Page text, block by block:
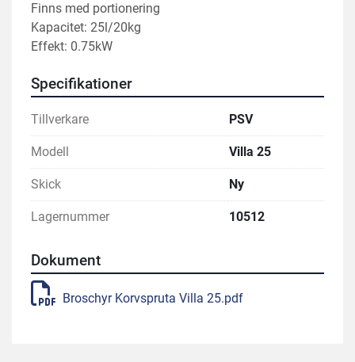
Finns med portionering
Kapacitet: 25l/20kg
Effekt: 0.75kW
Specifikationer
Tillverkare PSV
Modell Villa 25
Skick Ny
Lagernummer 10512
Dokument
Broschyr Korvspruta Villa 25.pdf